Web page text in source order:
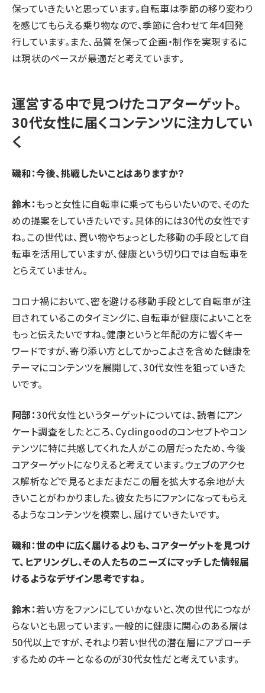
保っていきたいと思っています。自転車は季節の移り変わり
を感じてもらえる乗り物なので、季節に合わせて年4回発
行しています。また、品質を保って企画・制作を実現するに
は現状のペースが最適だと考えています。
運営する中で見つけたコアターゲット。
30代女性に届くコンテンツに注力してい
く
磯和：今後、挑戦したいことはありますか？
鈴木：もっと女性に自転車に乗ってもらいたいので、そのた
めの提案をしていきたいです。具体的には30代の女性です
ね。この世代は、買い物やちょっとした移動の手段として自
転車を活用していますが、健康という切り口では自転車を
とらえていません。
コロナ禍において、密を避ける移動手段として自転車が注
目されているこのタイミングに、自転車が健康によいことを
もっと伝えたいですね。健康というと年配の方に響くキー
ワードですが、寄り添い方としてかっこよさを含めた健康を
テーマにコンテンツを展開して、30代女性を狙っていきた
いです。
阿部：30代女性というターゲットについては、読者にアン
ケート調査をしたところ、Cyclingoodのコンセプトやコン
テンツに特に共感してくれた人がこの層だったため、今後
コアターゲットになりえると考えています。ウェブのアクセ
ス解析などで見るとまだまだこの層を拡大する余地が大
きいことがわかりました。彼女たちにファンになってもらえ
るようなコンテンツを模索し、届けていきたいです。
磯和：世の中に広く届けるよりも、コアターゲットを見つけ
て、ヒアリングし、その人たちのニーズにマッチした情報届
けるようなデザイン思考ですね。
鈴木：若い方をファンにしていかないと、次の世代につなが
らないとも思っています。一般的に健康に関心のある層は
50代以上ですが、それより若い世代の潜在層にアプローチ
するためのキーとなるのが30代女性だと考えています。